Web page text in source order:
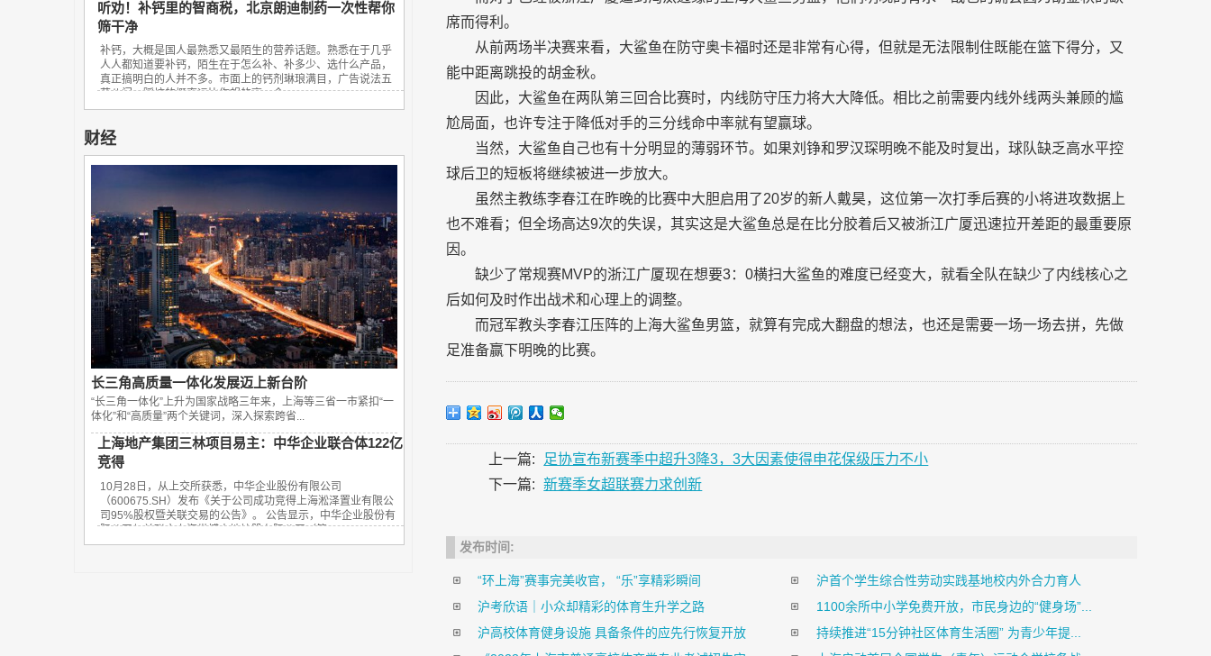
听劝！补钙里的智商税，北京朗迪制药一次性帮你
筛干净
补钙，大概是国人最熟悉又最陌生的营养话题。熟悉在于几乎
人人都知道要补钙，陌生在于怎么补、补多少、选什么产品，
真正搞明白的人并不多。市面上的钙剂琳琅满目，广告说法五
花八门，踩坑的概率远比你想的高。今...
财经
长三角高质量一体化发展迈上新台阶
“长三角一体化”上升为国家战略三年来，上海等三省一市紧扣“一
体化”和“高质量”两个关键词，深入探索跨省...
上海地产集团三林项目易主：中华企业联合体122亿
竞得
10月28日，从上交所获悉，中华企业股份有限公司
（600675.SH）发布《关于公司成功竞得上海淞泽置业有限公
司95%股权暨关联交易的公告》。 公告显示，中华企业股份有
限公司与关联方上海世博土地控股有限公司（简...
席而得利。
从前两场半决赛来看，大鲨鱼在防守奥卡福时还是非常有心得，但就是无法限制住既能在篮下得分，又
能中距离跳投的胡金秋。
因此，大鲨鱼在两队第三回合比赛时，内线防守压力将大大降低。相比之前需要内线外线两头兼顾的尴
尬局面，也许专注于降低对手的三分线命中率就有望赢球。
当然，大鲨鱼自己也有十分明显的薄弱环节。如果刘铮和罗汉琛明晚不能及时复出，球队缺乏高水平控
球后卫的短板将继续被进一步放大。
虽然主教练李春江在昨晚的比赛中大胆启用了20岁的新人戴昊，这位第一次打季后赛的小将进攻数据上
也不难看；但全场高达9次的失误，其实这是大鲨鱼总是在比分胶着后又被浙江广厦迅速拉开差距的最重要原
因。
缺少了常规赛MVP的浙江广厦现在想要3：0横扫大鲨鱼的难度已经变大，就看全队在缺少了内线核心之
后如何及时作出战术和心理上的调整。
而冠军教头李春江压阵的上海大鲨鱼男篮，就算有完成大翻盘的想法，也还是需要一场一场去拼，先做
足准备赢下明晚的比赛。
上一篇:
足协宣布新赛季中超升3降3，3大因素使得申花保级压力不小
下一篇:
新赛季女超联赛力求创新
发布时间:
“环上海”赛事完美收官， “乐”享精彩瞬间
沪首个学生综合性劳动实践基地校内外合力育人
沪考欣语｜小众却精彩的体育生升学之路
1100余所中小学免费开放，市民身边的“健身场”...
沪高校体育健身设施 具备条件的应先行恢复开放
持续推进“15分钟社区体育生活圈” 为青少年提...